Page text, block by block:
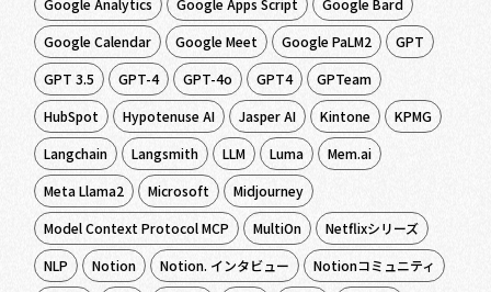
Google Analytics
Google Apps Script
Google Bard
Google Calendar
Google Meet Google PaLM2
GPT
GPT 3.5
GPT-4 GPT-4o GPT4
GPTeam
HubSpot
Hypotenuse AI Jasper AI Kintone
KPMG
Langchain
Langsmith LLM Luma
Mem.ai
Meta Llama2
Microsoft
Midjourney
Model Context Protocol MCP
MultiOn
Netflixシリーズ
NLP
Notion Notion. インタビュー
Notionコミュニティ